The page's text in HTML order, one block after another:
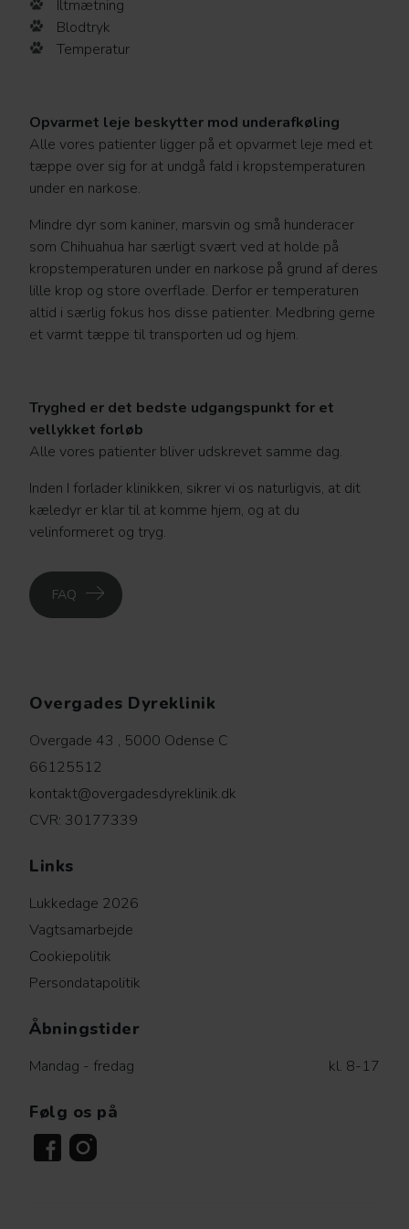
Iltmætning
Blodtryk
Temperatur
Opvarmet leje beskytter mod underafkøling
Alle vores patienter ligger på et opvarmet leje med et
tæppe over sig for at undgå fald i kropstemperaturen
under en narkose.
Mindre dyr som kaniner, marsvin og små hunderacer
som Chihuahua har særligt svært ved at holde på
kropstemperaturen under en narkose på grund af deres
lille krop og store overflade. Derfor er temperaturen
altid i særlig fokus hos disse patienter. Medbring gerne
et varmt tæppe til transporten ud og hjem.
Tryghed er det bedste udgangspunkt for et
vellykket forløb
Alle vores patienter bliver udskrevet samme dag.
Inden I forlader klinikken, sikrer vi os naturligvis, at dit
kæledyr er klar til at komme hjem, og at du
velinformeret og tryg.
FAQ
Overgades Dyreklinik
Overgade 43 , 5000 Odense C
66125512
kontakt@overgadesdyreklinik.dk
CVR: 30177339
Links
Lukkedage 2026
Vagtsamarbejde
Cookiepolitik
Persondatapolitik
Åbningstider
Mandag - fredag kl. 8-17
Følg os på